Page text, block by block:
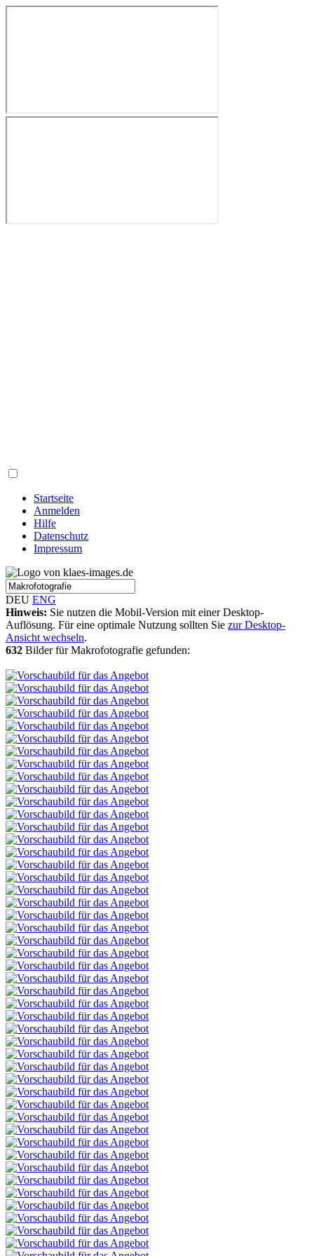
Startseite
Anmelden
Hilfe
Datenschutz
Impressum
DEU ENG
Hinweis: Sie nutzen die Mobil-Version mit einer Desktop-
Auflösung. Für eine optimale Nutzung sollten Sie zur Desktop-
Ansicht wechseln.
632 Bilder für Makrofotografie gefunden: